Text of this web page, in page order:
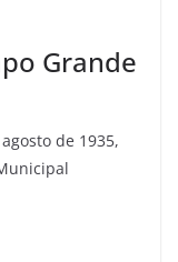
Grande
de 1935,